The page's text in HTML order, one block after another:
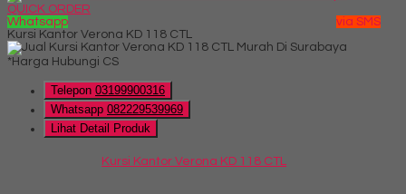
QUICK ORDER
Whatsapp
via SMS
Kursi Kantor Verona KD 118 CTL
*Harga Hubungi CS
Telepon 03199900316
Whatsapp 082229539969
Lihat Detail Produk
Kursi Kantor Verona KD 118 CTL